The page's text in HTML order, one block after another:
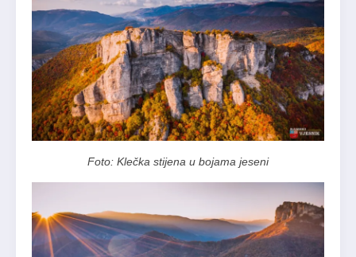
Foto: Klečka stijena u bojama jeseni